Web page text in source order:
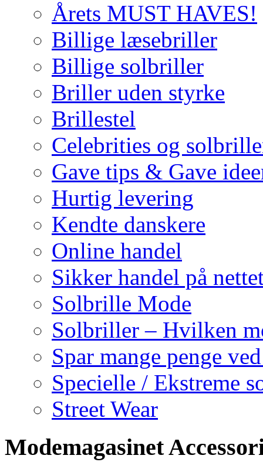
Årets MUST HAVES!
Billige læsebriller
Billige solbriller
Briller uden styrke
Brillestel
Celebrities og
Gave tips & Gave
Hurtig levering
Kendte danskere
Online handel
Sikker handel på
Solbrille Mode
Solbriller – Hvilken
Spar mange penge
Specielle / Ekstreme
Street Wear
Modemagasinet